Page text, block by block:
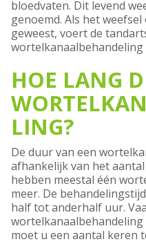
bloedvaten. Dit levend
genoemd. Als het
geweest, voert de
wortelkanaalbehandeling
HOE LANG
LING?
De duur van een
afhankelijk van het
hebben meestal één
meer. De
half tot anderhalf uur.
wortelkanaalbehandeling
moet u een aantal keren